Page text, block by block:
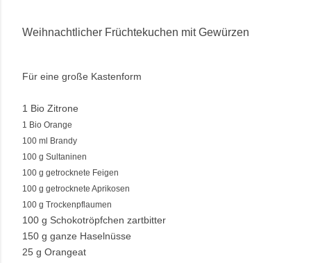
Weihnachtlicher Früchtekuchen mit Gewürzen
Für eine große Kastenform
1 Bio Zitrone
1 Bio Orange
100 ml Brandy
100 g Sultaninen
100 g getrocknete Feigen
100 g getrocknete Aprikosen
100 g Trockenpflaumen
100 g Schokotröpfchen zartbitter
150 g ganze Haselnüsse
25 g Orangeat